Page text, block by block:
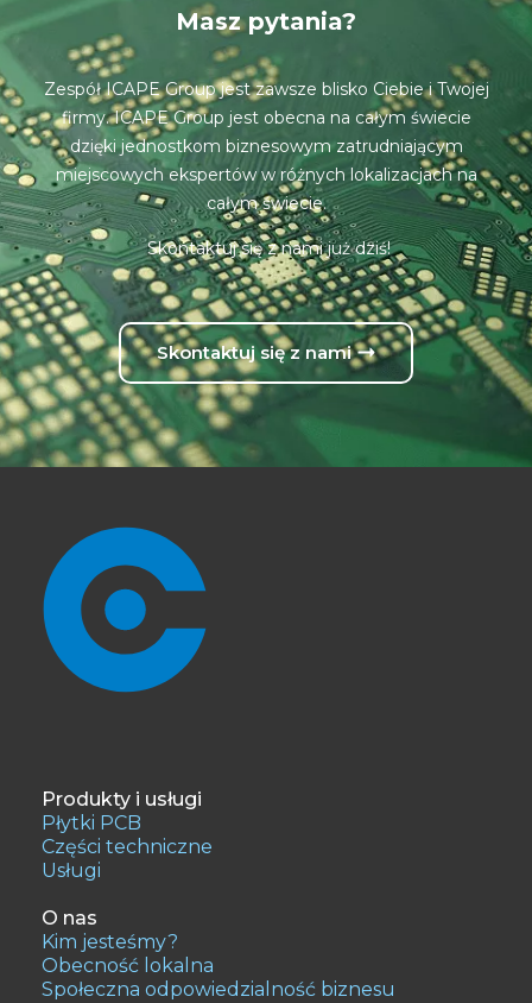
Masz pytania?
Zespół ICAPE Group jest zawsze blisko Ciebie i Twojej
firmy. ICAPE Group jest obecna na całym świecie
dzięki jednostkom biznesowym zatrudniającym
miejscowych ekspertów w różnych lokalizacjach na
całym świecie.
Skontaktuj się z nami już dziś!
Skontaktuj się z nami
Produkty i usługi
Płytki PCB
Części techniczne
Usługi
O nas
Kim jesteśmy?
Obecność lokalna
Społeczna odpowiedzialność biznesu